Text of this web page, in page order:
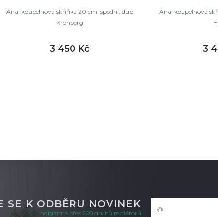
Aira, koupelnová skříňka 20 cm, spodní, dub
Kronberg
3 450 Kč
Aira, koupelnová
3
SE K ODBĚRU NOVINEK
nabízíme přes 200 druhů radiátorů